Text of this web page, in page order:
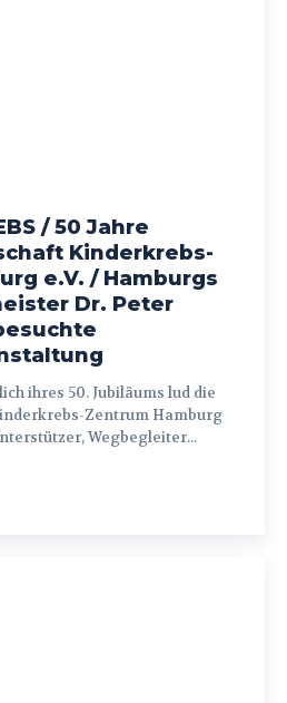
/ 50 Jahre
Kinderkrebs-
e.V. / Hamburgs
Dr. Peter
Zentrum Hamburg
Wegbegleiter...